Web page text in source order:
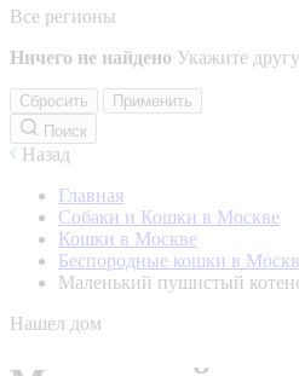
Все регионы
Ничего не найдено Укажите
Сбросить
Применить
Поиск
Назад
Главная
Собаки и Кошки в Москве
Кошки в Москве
Беспородные кошки в
Маленький пушистый
Нашел дом